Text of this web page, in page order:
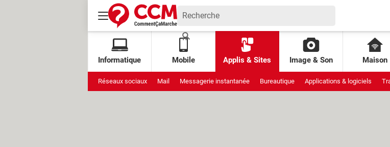
Informatique Mobile Applis & Sites Image & Son Maison
Réseaux sociaux Mail Messagerie instantanée Bureautique Applications & logiciels